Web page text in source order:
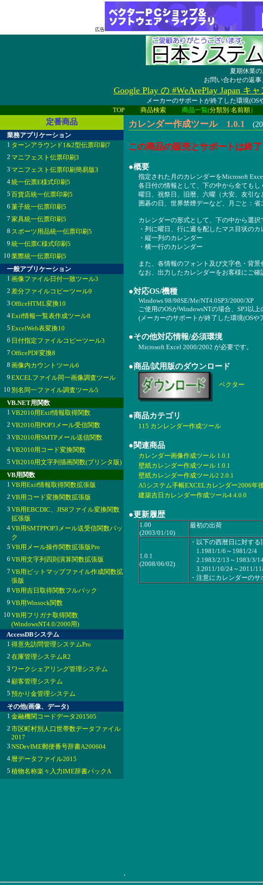
広告
夏期休業
お問い合わせの返
Google Play の #WeArePlay Japan キ
メーカーのサポートが終了した環境
TOP
商品検索 商品一覧(分類別 /名前順
定番商品
業務アプリケーション
1 ターンアラウンド1&2型伝票印刷7
2 マニフェスト伝票印刷3
3 マニフェスト伝票印刷簡易版3
4統一伝票E様式印刷5
5 百貨店統一伝票印刷5
6 菓子統一伝票印刷5
7 家具統一伝票印刷5
8 スポーツ用品統一伝票印刷5
9 統一伝票C様式印刷5
10 業際統一伝票印刷5
一般アプリケーション
1 画像ファイル日付一致ツール3
2 差分ファイルコピーツール9
3 OfficeHTML変換10
4Exif情報一覧表作成ツール8
5 ExcelWeb表変換10
6 日付指定ファイルコピーツール3
7 OfficePDF変換8
8 画像内カウントツール6
9 EXCELファイル同一画像調査ツール
10 別名同一ファイル調査ツール5
VB.NET用関数
1 VB2010用Exif情報取得関数
2 VB2010用POP3メール受信関数
3 VB2010用SMTPメール送信関数
4VB2010用コード変換関数
5 VB2010用文字列描画関数(プリンタ版)
VB用関数
1 VB用Exif情報取得関数拡張版
2 VB用コード変換関数拡張版
3 VB用EBCDIC、JIS8ファイル変換関数
拡張版
4VB用SMTPPOP3メール送受信関数パッ
ク
5 VB用メール操作関数拡張版Pro
6 VB用文字列四則演算関数拡張版
7 VB用ビットマップファイル作成関数拡
張版
8 VB用吉日取得関数フルパック
9 VB用Winsock関数
10 VB用フリガナ取得関数
(WindowsNT4.0/2000用)
AccessDBシステム
1 得意先訪問管理システムPro
2 在庫管理システムR2
3 ワークシェアリング管理システム
4顧客管理システム
5 預かり金管理システム
その他(画像、データ)
1 金融機関コードデータ201505
2 市区町村別人口世帯数データファイル
2017
3 NSDevIME郵便番号辞書A200604
4暦データファイル2015
5 植物名称楽々入力IME辞書パックA
.
カレンダー作成ツール 1.0.1
この商品の販売とサポートは終了
●概要
指定された月のカレンダーをMicrosoft
各日付の情報として、下の中から全てもし
曜日、祝祭日、旧暦、六曜（大安、友引
囲碁の日、世界禁煙デーなど、月ごと：省
カレンダーの形式として、下の中から選択
・列に曜日、行に週を配したマス目状のカ
・縦一列のカレンダー
・横一行のカレンダー
また、各情報のフォント及び文字色・背景
なお、出力したカレンダーをお客様にご
●対応OS/機種
Windows 98/98SE/Me/NT4.0SP3/2000/XP
ご使用のOSがWindowsNTの場合、SP3以
(メーカーのサポートが終了した環境(OS
●その他対応情報/必須環境
Microsoft Excel 2000/2002 が必要です。
●商品/試用版のダウンロード
ベクター
●商品カテゴリ
115 カンレンダー作成ツール
●関連商品
カレンダー画像作成ツール 1.0.1
壁紙カレンダー作成ツール 1.0.1
壁紙カレンダー作成ツール2 2.0.1
A5システム手帳EXCELカレンダー2006年
建築吉日カレンダー作成ツール4 4.0.0
●更新履歴
1.00
(2003/01/10)
最初の出荷
1.0.1
(2008/06/02)
・以下の西暦日に対する
1.1981/1/6～1981/2/4
2.1983/2/13～1983/3/
3.2011/10/24～2011/
・注意にカレンダーの